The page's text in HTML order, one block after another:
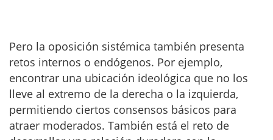
Pero la oposición sistémica también presenta
retos internos o endógenos. Por ejemplo,
encontrar una ubicación ideológica que no los
lleve al extremo de la derecha o la izquierda,
permitiendo ciertos consensos básicos para
atraer moderados. También está el reto de